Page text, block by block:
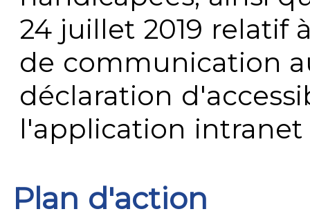
24 juillet 2019 relatif
de communication
déclaration
l'application
Plan d'action